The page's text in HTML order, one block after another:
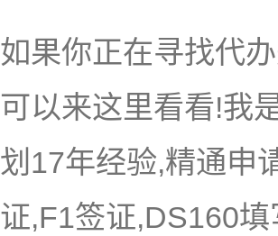
如果你正在寻找代
可以来这里看看!我
划17年经验,精通申
证,F1签证,DS160